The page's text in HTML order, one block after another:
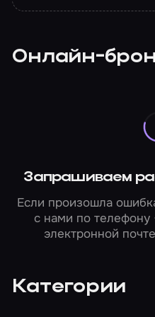
Онлайн-
Запрашиваем
Если произошла
с нами по телефону
электронной почте
Категории